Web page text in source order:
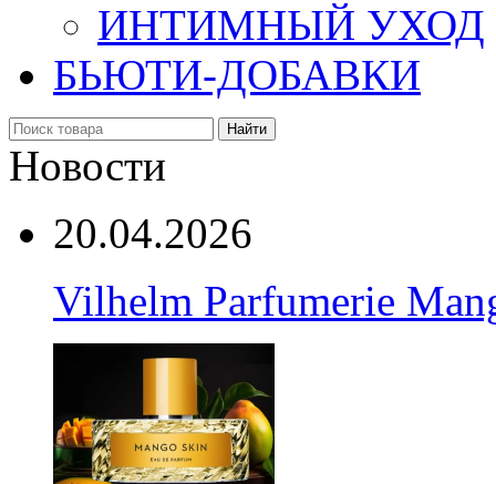
ИНТИМНЫЙ УХОД
БЬЮТИ-ДОБАВКИ
Найти
Новости
20.04.2026
Vilhelm Parfumerie